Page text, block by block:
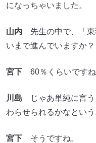
になっちゃいました。
山内 先生の中で、「東
いまで進んでいますか？
宮下 60％くらいですね
川島 じゃあ単純に言う
わらせられるかなという
宮下 そうですね。